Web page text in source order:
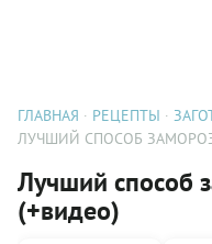
ГЛАВНАЯ РЕЦЕПТЫ
ЛУЧШИЙ СПОСОБ
Лучший способ
(+видео)